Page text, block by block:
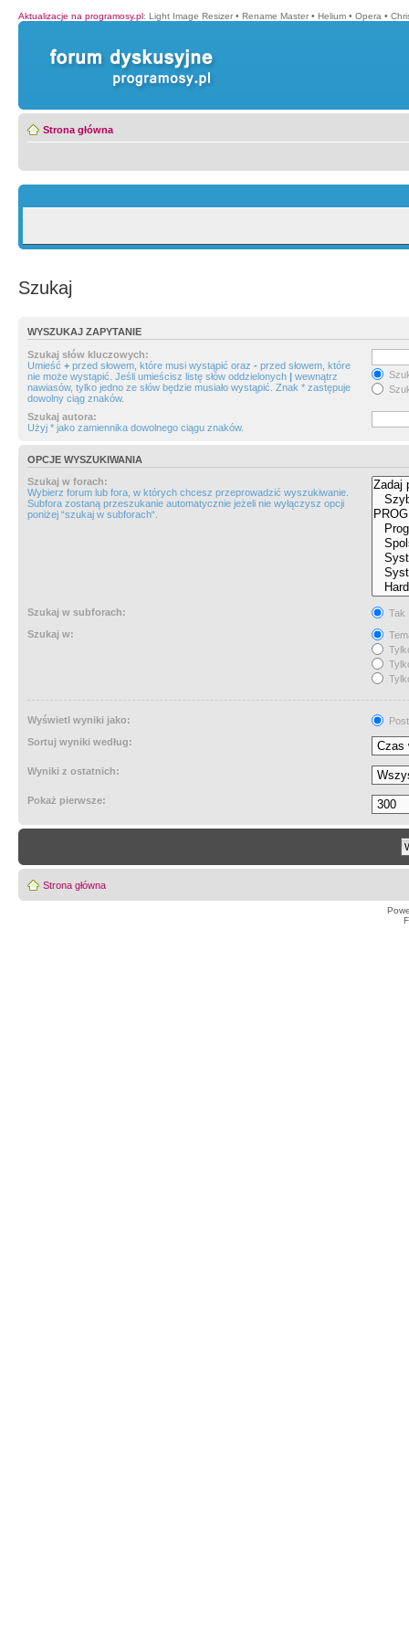
Aktualizacje na programosy.pl: Light Image Resizer • Rename Master • Helium • Opera •
Strona główna
Szukaj
WYSZUKAJ ZAPYTANIE
Szukaj słów kluczowych:
Umieść + przed słowem, które musi wystąpić oraz - przed słowem, które
nie może wystąpić. Jeśli umieścisz listę słów oddzielonych | wewnątrz
nawiasów, tylko jedno ze słów będzie musiało wystąpić. Znak * zastępuje
dowolny ciąg znaków.
Szukaj autora:
Użyj * jako zamiennika dowolnego ciągu znaków.
OPCJE WYSZUKIWANIA
Szukaj w forach:
Wybierz forum lub fora, w których chcesz przeprowadzić wyszukiwanie.
Subfora zostaną przeszukanie automatycznie jeżeli nie wyłączysz opcji
poniżej “szukaj w subforach“.
Szukaj w subforach:
Tak
Szukaj w:
Wyświetl wyniki jako:
Sortuj wyniki według:
Wyniki z ostatnich:
Pokaż pierwsze:
Strona główna